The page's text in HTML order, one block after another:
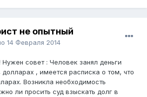
не опытный
14 Февраля 2014
совет : Человек занял деньги
, имеется расписка о том, что
Возникла необходимость
ли просить суд взыскать долг в